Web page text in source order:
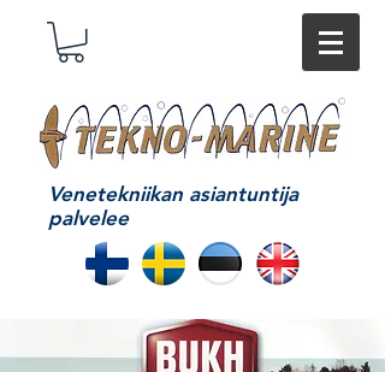
Venetekniikan asiantuntija
palvelee